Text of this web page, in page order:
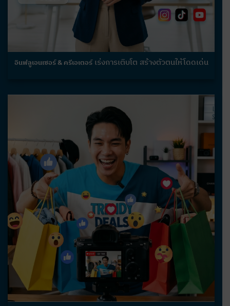
อินฟลูเอนเซอร์ & ครีเอเตอร์เร่งการเติบโต สร้างตัวตนให้โดดเด่น